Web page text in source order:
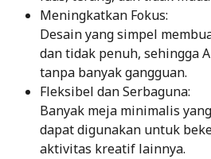
Meningkatkan Fokus:
Desain yang simpel
dan tidak penuh, sehingga
tanpa banyak gangguan.
Fleksibel dan Serbaguna:
Banyak meja minimalis
dapat digunakan untuk
aktivitas kreatif lainnya.